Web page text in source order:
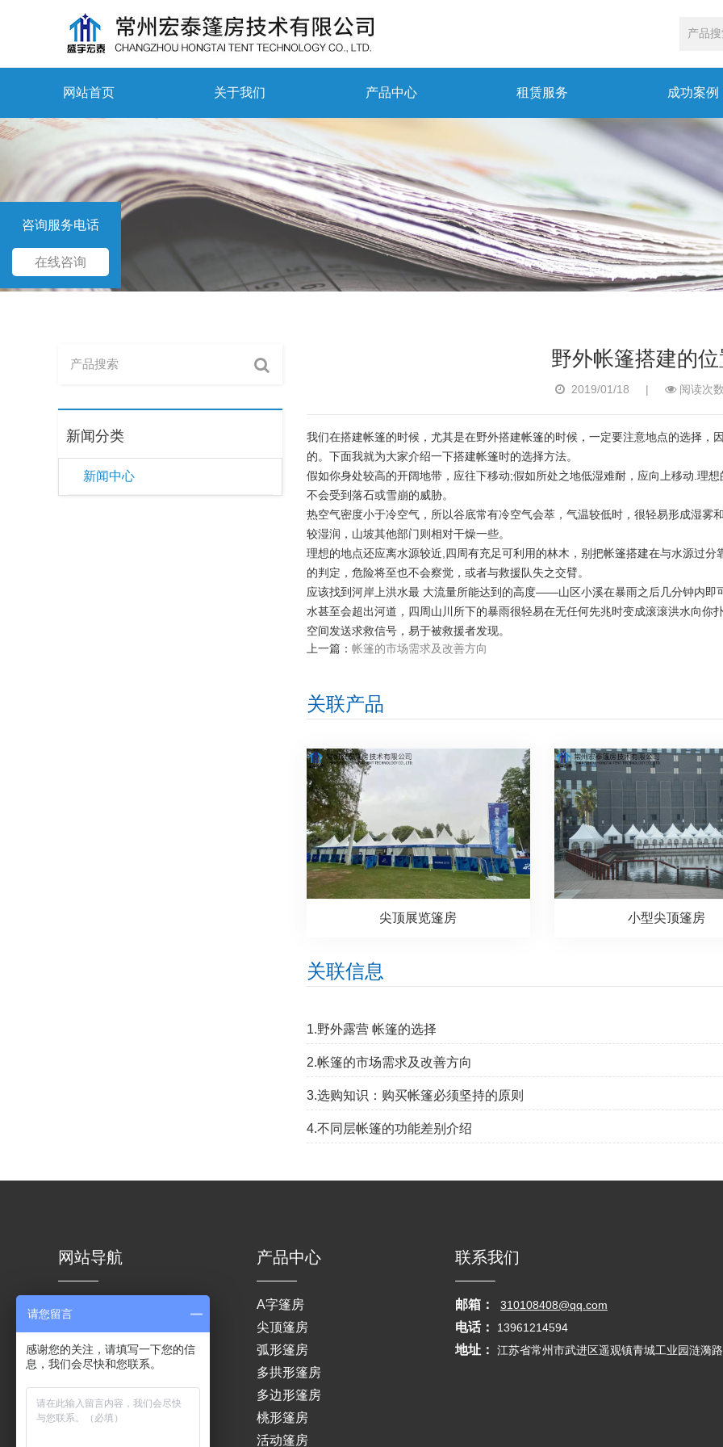
网站首页 关于我们 产品中心 租赁服务 成功案例
新闻分类
新闻中心
野外帐篷搭建的
2019/01/18 | 阅读次
我们在搭建帐篷的时候，尤其是在野外搭建帐篷的时候，一定要注意地点的选择，
的。下面我就为大家介绍一下搭建帐篷时的选择方法。
假如你身处较高的开阔地带，应往下移动;假如所处之地低湿难耐，应向上移动.理
不会受到落石或雪崩的威胁。
热空气密度小于冷空气，所以谷底常有冷空气会萃，气温较低时，很轻易形成湿雾
较湿润，山坡其他部门则相对干燥一些。
理想的地点还应离水源较近,四周有充足可利用的林木，别把帐篷搭建在与水源过
的判定，危险将至也不会察觉，或者与救援队失之交臂。
应该找到河岸上洪水最 大流量所能达到的高度——山区小溪在暴雨之后几分钟内即
水甚至会超出河道，四周山川所下的暴雨很轻易在无任何先兆时变成滚滚洪水向
空间发送求救信号，易于被救援者发现。
上一篇： 帐篷的市场需求及改善方向
关联产品
尖顶展览篷房 小型尖顶篷房
关联信息
1.野外露营 帐篷的选择
2.帐篷的市场需求及改善方向
3.选购知识：购买帐篷必须坚持的原则
4.不同层帐篷的功能差别介绍
网站导航
网站首页
产品中心
租赁服务
成功案例
新闻中心
产品中心
A字篷房
尖顶篷房
弧形篷房
多拱形篷房
多边形篷房
桃形篷房
活动篷房
联系我们
邮箱： 310108408@qq.com
电话： 13961214594
地址： 江苏省常州市武进区遥观镇青城工业园涟漪
咨询服务电话
在线咨询
请您留言
感谢您的关注，请填写一下您的信
息，我们会尽快和您联系。